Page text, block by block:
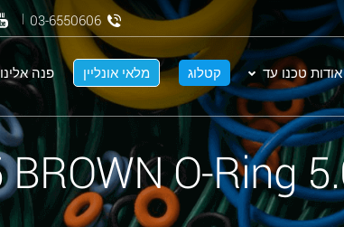
אודות טכנו עד קטלוג מלאי אונליין פנה אלינו
03-6550606